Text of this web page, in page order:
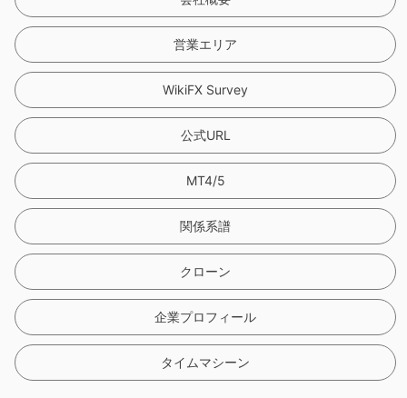
営業エリア
WikiFX Survey
公式URL
MT4/5
関係系譜
クローン
企業プロフィール
タイムマシーン